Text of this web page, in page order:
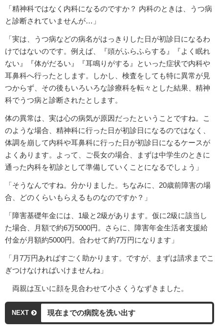
「精神科ではなく内科になるのですか？ 内科のときは、うつ病
と診断されていませんが…」
「実は、うつ病などの病名がはっきりした日が初診日になるわ
けではないのです。例えば、『頭がふらふらする』『よく眠れ
ない』『体がだるい』『耳鳴りがする』といった症状で内科や
耳鼻科へ行ったとします。しかし、検査をしても特に異常が見
つからず、その後もいろいろな診療科を転々とした結果、精神
科でうつ病と診断されたとします。
体の異常は、実は心の病気が原因だったということですね。こ
のような場合、精神科に行った日が初診日になるのではなく、
体調を崩して内科や耳鼻科に行った日が初診日になるケースが
よくあります。よって、ご長女の場合、まずは中学生のときに
通った内科を初診として準備していくことになるでしょう」
「そうなんですね。分かりました。ちなみに、20歳前障害の場
合、どのくらいもらえるものなのですか？」
「障害基礎年金には、1級と2級があります。仮に2級に該当し
た場合、月額で約6万5000円。さらに、障害年金生活者支援給
付金が月額約5000円。合わせて約7万円になります」
「月7万円あればすごく助かります。ですが、まずは請求までこ
ぎつけなければいけませんね」
両親は互いに顔を見合わせて小さくうなずきました。
NEXT 現在までの病院を洗い出す